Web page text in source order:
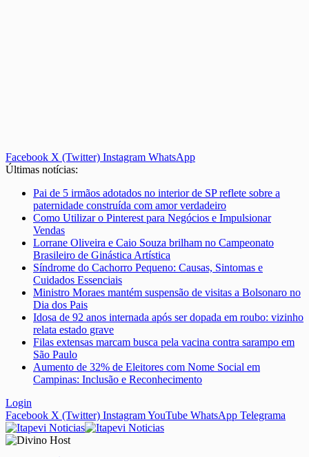
Facebook X (Twitter) Instagram WhatsApp
Últimas notícias:
Pai de 5 irmãos adotados no interior de SP reflete sobre a
paternidade construída com amor verdadeiro
Como Utilizar o Pinterest para Negócios e Impulsionar
Vendas
Lorrane Oliveira e Caio Souza brilham no Campeonato
Brasileiro de Ginástica Artística
Síndrome do Cachorro Pequeno: Causas, Sintomas e
Cuidados Essenciais
Ministro Moraes mantém suspensão de visitas a Bolsonaro no
Dia dos Pais
Idosa de 92 anos internada após ser dopada em roubo: vizinho
relata estado grave
Filas extensas marcam busca pela vacina contra sarampo em
São Paulo
Aumento de 32% de Eleitores com Nome Social em
Campinas: Inclusão e Reconhecimento
Login
Facebook X (Twitter) InstagramYouTube WhatsApp Telegrama